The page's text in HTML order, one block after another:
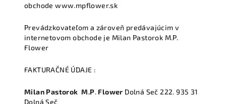
obchode www.mpflower.sk
Prevádzkovateľom a zároveň predávajúcim v
internetovom obchode je Milan Pastorok M.P.
Flower
FAKTURAČNÉ ÚDAJE :
Milan Pastorok M.P. Flower Dolná Seč 222. 935 31
Dolná Seč